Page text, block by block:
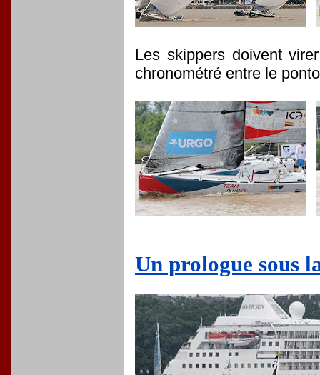
Les skippers doivent
chronométré entre le
Un prologue sous